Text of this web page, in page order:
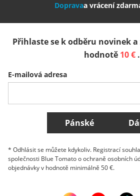
Slovenija
Belgique (Français) Danmark
Všechny země
Dopravaa vrácení
Přihlaste se k odběru novinek
hodnotě 10 € .
E-mailová adresa
Pánské
* Odhlásit se můžete kdykoliv. Registrací
společnosti Blue Tomato o ochraně osobních
objednávky v hodnotě minimálně 50 €.